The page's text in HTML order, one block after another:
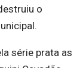
o
série prata as